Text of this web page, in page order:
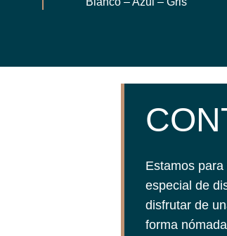
Estamos
especial de
disfrutar de
forma